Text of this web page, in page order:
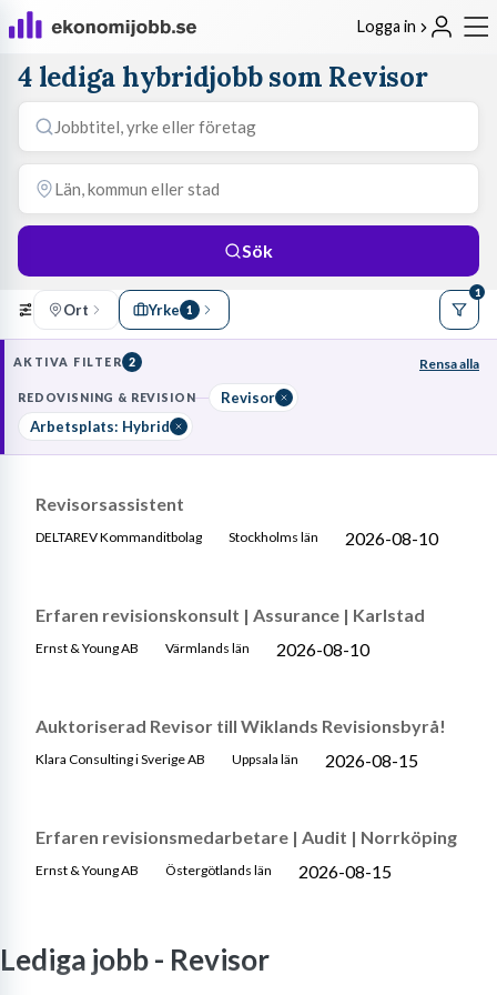
Logga in
4 lediga hybridjobb som Revisor
Sök
Ort Yrke 1
1
AKTIVA FILTER 2 Rensa alla
REDOVISNING & REVISION
Revisor
Arbetsplats: Hybrid
Revisorsassistent
DELTAREV Kommanditbolag Stockholms län 2026-08-10
Erfaren revisionskonsult | Assurance | Karlstad
Ernst & Young AB Värmlands län 2026-08-10
Auktoriserad Revisor till Wiklands Revisionsbyrå!
Klara Consulting i Sverige AB Uppsala län 2026-08-15
Erfaren revisionsmedarbetare | Audit | Norrköping
Ernst & Young AB Östergötlands län 2026-08-15
Lediga jobb - Revisor